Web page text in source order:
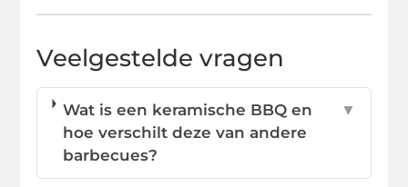
Veelgestelde vragen
Wat is een keramische BBQ en
hoe verschilt deze van andere
barbecues?
▼